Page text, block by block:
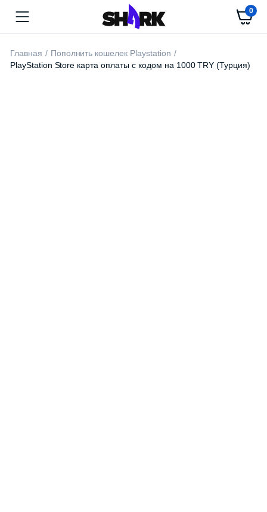
0
Главная
Пополнить кошелек Playstation
PlayStation Store карта оплаты с кодом на 1000 TRY (Турция)